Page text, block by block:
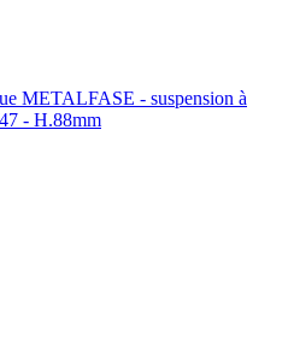
METALFASE - suspension à
- H.88mm